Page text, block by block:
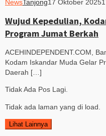
NewsTanjong17 Oktober 2025
Wujud Kepedulian,
Program Jumat Berkah
ACEHINDEPENDENT.COM,
Kodam Iskandar Muda Gelar
Daerah […]
Tidak Ada Pos Lagi.
Tidak ada laman yang di load.
Lihat Lainnya